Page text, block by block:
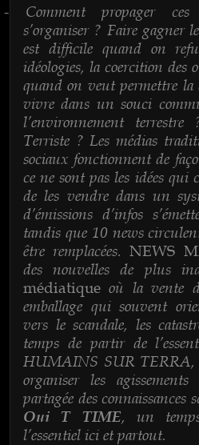
-
Comment propager
s’organiser ? Faire gagner
est difficile quand on
idéologies, la coercition des
quand on veut permettre la
vivre dans un souci
l’environnement
Terriste ? Les médias
sociaux fonctionnent de
ce ne sont pas les idées qui
de les vendre dans un
d’émissions d’infos
tandis que 10 news
être remplacées.NEWS
des nouvelles de plus
médiatique où la vente
emballage qui souvent
vers le scandale, les
temps de partir de
HUMAINS SUR TERRA,
organiser les
partagée des connaissances
Oui T TIME, un
l’essentiel ici et partout.